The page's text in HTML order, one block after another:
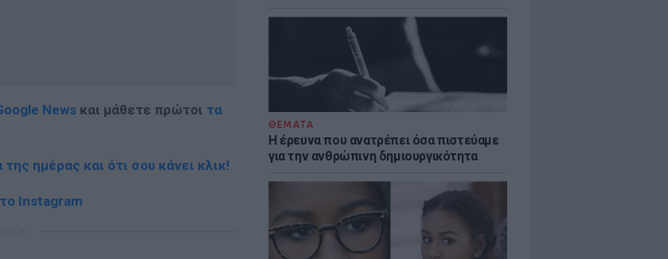
ΘΕΜΑΤΑ
Η έρευνα που ανατρέπει όσα πιστεύαμε
για την ανθρώπινη δημιουργικότητα
News και μάθετε πρώτοι τα
ημέρας και ότι σου κάνει κλικ!
Instagram